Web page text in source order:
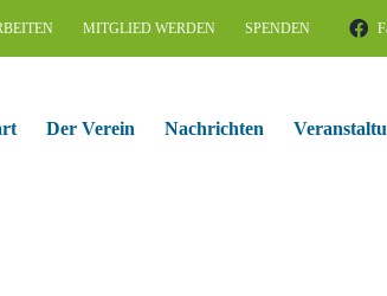
MITGLIED WERDEN SPENDEN
Der Verein Nachrichten